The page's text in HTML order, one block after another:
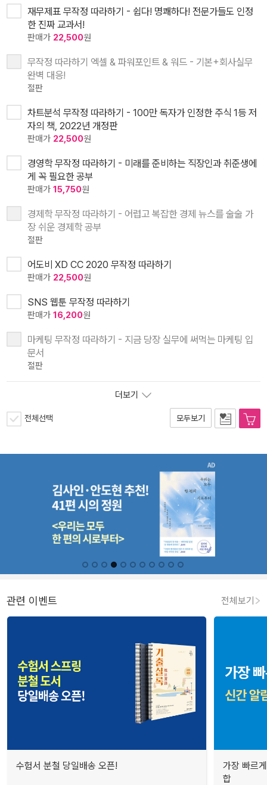
재무제표 무작정 따라하기 - 쉽다! 명쾌하다! 전문가들도 인정
한 진짜 교과서!
판매가 22,500원
무작정 따라하기 엑셀 & 파워포인트 & 워드 - 기본+회사실무
완벽 대응!
절판
차트분석 무작정 따라하기 - 100만 독자가 인정한 주식 1등 저
자의 책, 2022년 개정판
판매가 22,500원
경영학 무작정 따라하기 - 미래를 준비하는 직장인과 취준생에
게 꼭 필요한 공부
판매가 15,750원
경제학 무작정 따라하기 - 어렵고 복잡한 경제 뉴스를 술술 가
장 쉬운 경제학 공부
절판
어도비 XD CC 2020 무작정 따라하기
판매가 22,500원
SNS 웹툰 무작정 따라하기
판매가 16,200원
마케팅 무작정 따라하기 - 지금 당장 실무에 써먹는 마케팅 입
문서
절판
더보기
전체선택 모두보기
관련 이벤트 전체보기
수험서 분철 당일배송 오픈!
가장 빠르
합